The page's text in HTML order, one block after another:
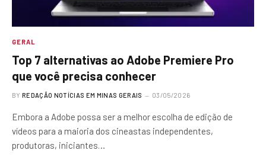
GERAL
Top 7 alternativas ao Adobe Premiere Pro
que você precisa conhecer
BY REDAÇÃO NOTÍCIAS EM MINAS GERAIS 03/05/2026
Embora a Adobe possa ser a melhor escolha de edição de
vídeos para a maioria dos cineastas independentes,
produtoras, iniciantes…